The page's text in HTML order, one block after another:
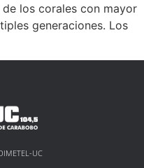
los corales con mayor
generaciones. Los
UC